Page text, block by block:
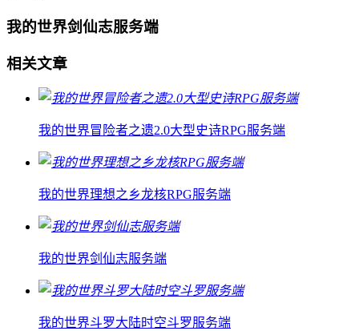
我的世界剑仙志服务端
相关文章
我的世界冒险者之遗2.0大型史诗RPG服务端
我的世界理想之乡龙核RPG服务端
我的世界剑仙志服务端
我的世界斗罗大陆时空斗罗服务端